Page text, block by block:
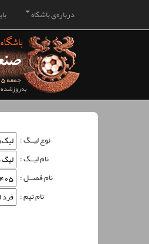
درباره‌ی باشگاه
جمعه 15 مرداد ماه 1405
به‌روزشده در 22 ساعت و 3
نوع لیــگ :
نام لیــگ :
نام فصــل :
نام تیم :